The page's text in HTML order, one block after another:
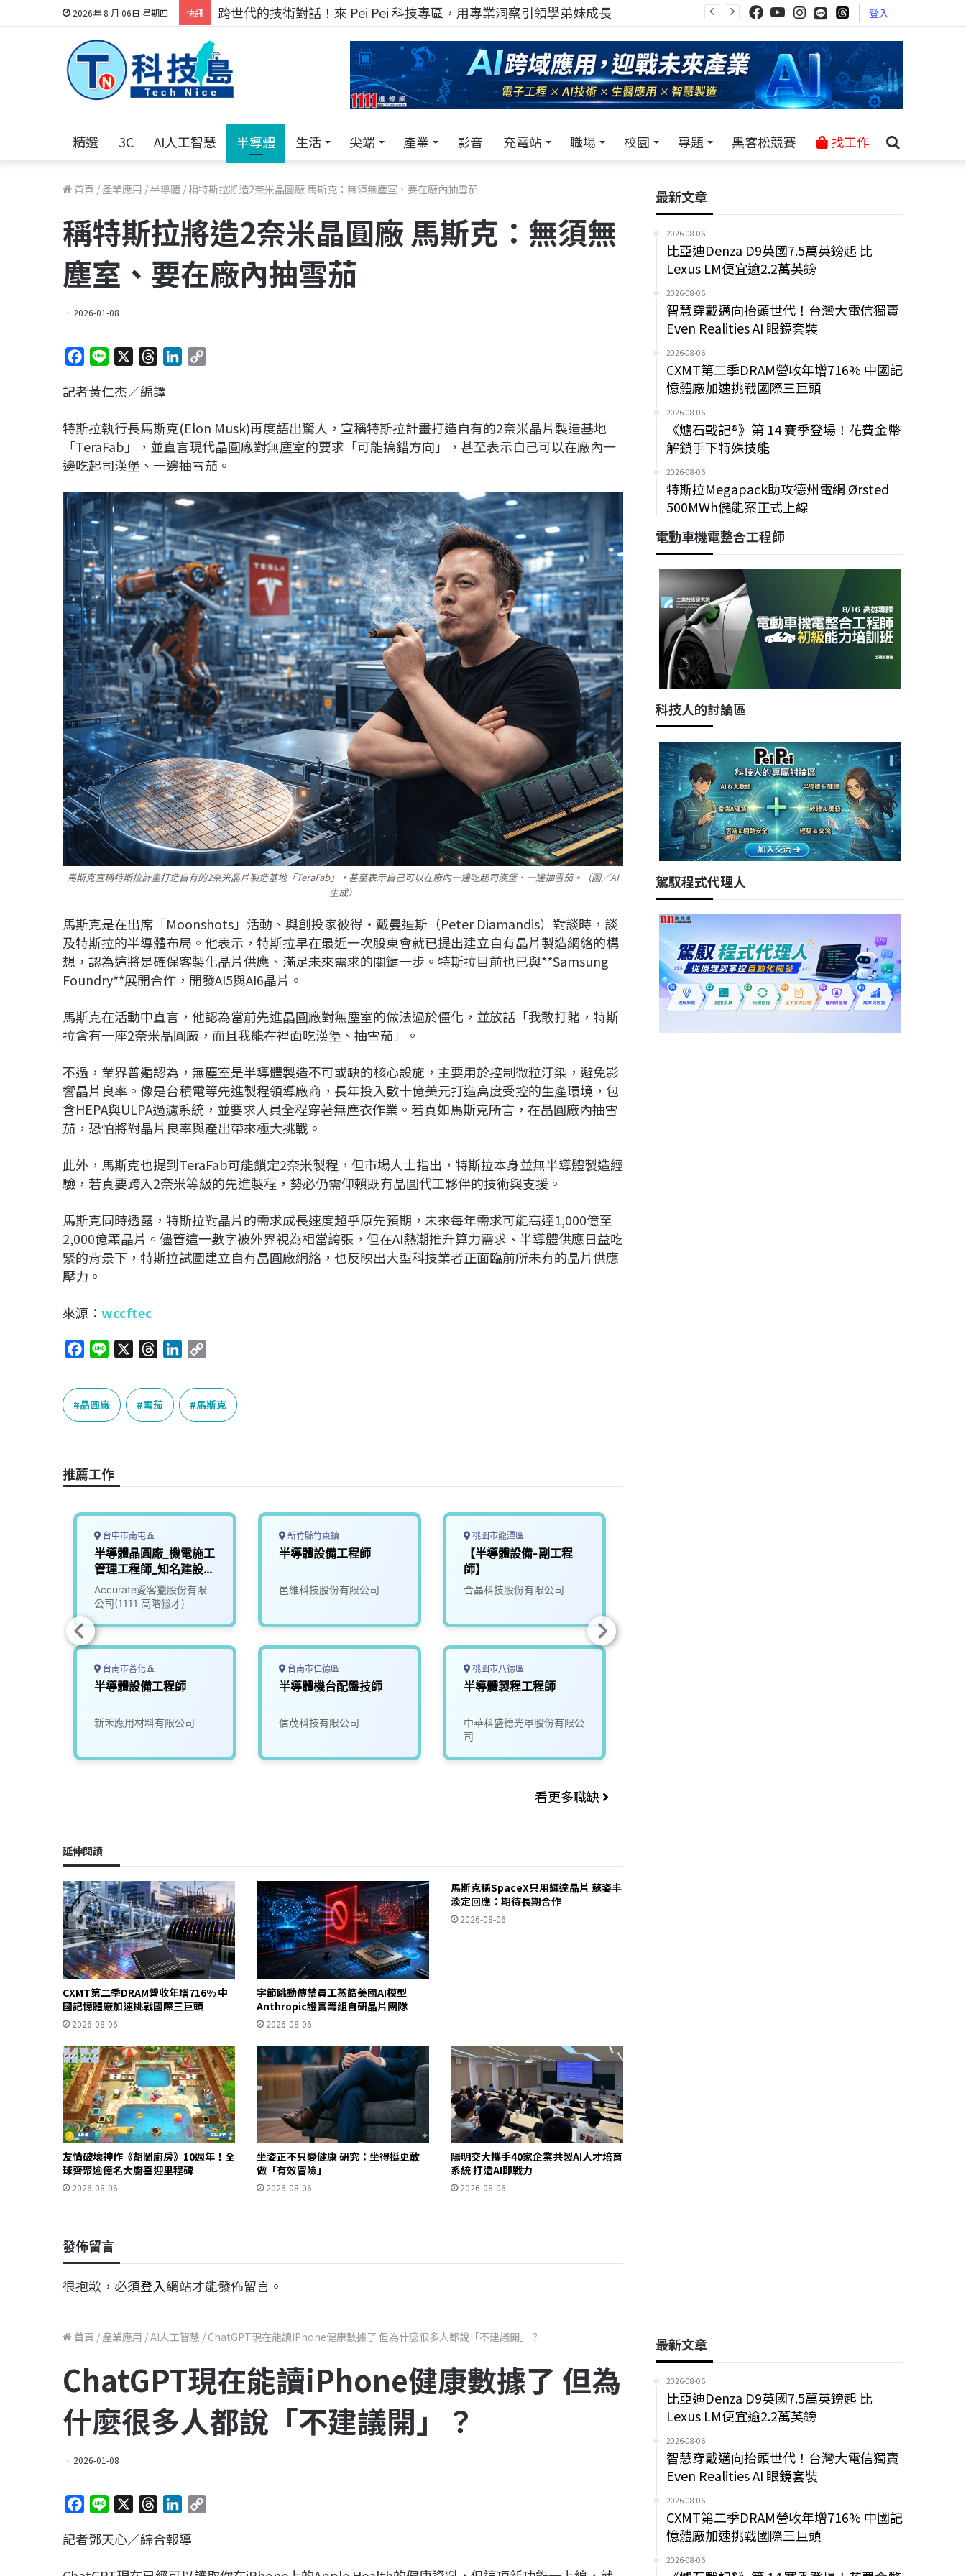
2026年 8 月 06日 星期四 快訊 跨世代的技術對話！來 Pei Pei 科技專區，用專業洞察引領學弟妹成長 登入
精選 3C AI人工智慧 半導體 生活 尖端 產業 影音 充電站 職場 校園 專題 黑客松競賽 找工作
首頁 / 產業應用 /半導體 / 稱特斯拉將造2奈米晶圓廠 馬斯克：無須無塵室、要在廠內抽雪茄
稱特斯拉將造2奈米晶圓廠 馬斯克：無須無
塵室、要在廠內抽雪茄
2026-01-08
c
b
o
o
n
r
a
d
s
e
d
I
L
i
n
記者黃仁杰／編譯
特斯拉執行長馬斯克(Elon Musk)再度語出驚人，宣稱特斯拉計畫打造自有的2奈米晶片製造基地
「TeraFab」，並直言現代晶圓廠對無塵室的要求「可能搞錯方向」，甚至表示自己可以在廠內一
邊吃起司漢堡、一邊抽雪茄。
馬斯克宣稱特斯拉計畫打造自有的2奈米晶片製造基地「TeraFab」，甚至表示自己可以在廠內一邊吃起司漢堡、一邊抽雪茄。（圖／AI
生成）
馬斯克是在出席「Moonshots」活動、與創投家彼得・戴曼迪斯（Peter Diamandis）對談時，談
及特斯拉的半導體布局。他表示，特斯拉早在最近一次股東會就已提出建立自有晶片製造網絡的構
想，認為這將是確保客製化晶片供應、滿足未來需求的關鍵一步。特斯拉目前也已與**Samsung
Foundry**展開合作，開發AI5與AI6晶片。
馬斯克在活動中直言，他認為當前先進晶圓廠對無塵室的做法過於僵化，並放話「我敢打賭，特斯
拉會有一座2奈米晶圓廠，而且我能在裡面吃漢堡、抽雪茄」。
不過，業界普遍認為，無塵室是半導體製造不可或缺的核心設施，主要用於控制微粒汙染，避免影
響晶片良率。像是台積電等先進製程領導廠商，長年投入數十億美元打造高度受控的生產環境，包
含HEPA與ULPA過濾系統，並要求人員全程穿著無塵衣作業。若真如馬斯克所言，在晶圓廠內抽雪
茄，恐怕將對晶片良率與產出帶來極大挑戰。
此外，馬斯克也提到TeraFab可能鎖定2奈米製程，但市場人士指出，特斯拉本身並無半導體製造經
驗，若真要跨入2奈米等級的先進製程，勢必仍需仰賴既有晶圓代工夥伴的技術與支援。
馬斯克同時透露，特斯拉對晶片的需求成長速度超乎原先預期，未來每年需求可能高達1,000億至
2,000億顆晶片。儘管這一數字被外界視為相當誇張，但在AI熱潮推升算力需求、半導體供應日益吃
緊的背景下，特斯拉試圖建立自有晶圓廠網絡，也反映出大型科技業者正面臨前所未有的晶片供應
壓力。
來源： wccftec
c
e
b
k
n
e
r
e
a
n
e
p
y
L
晶圓廠 雪茄 馬斯克
推薦工作
台中市南屯區
半導體晶圓廠_機電施工
管理工程師_知名建設公
司 (3010261)
Accurate愛客獵股份有限
公司(1111 高階獵才)
台南市善化區
半導體設備工程師
新禾應用材料有限公司
新竹縣竹東鎮
半導體設備工程師
邑維科技股份有限公司
台南市仁德區
半導體機台配盤技師
信茂科技有限公司
桃園市龍潭區
【半導體設備-副工程
師】
合晶科技股份有限公司
桃園市八德區
半導體製程工程師
中華科盛德光罩股份有限公
司
看更多職缺
延伸閱讀
CXMT第二季DRAM營收年增716% 中
國記憶體廠加速挑戰國際三巨頭
2026-08-06
字節跳動傳禁員工蒸餾美國AI模型
Anthropic證實籌組自研晶片團隊
2026-08-06
馬斯克稱SpaceX只用輝達晶片 蘇姿丰
淡定回應：期待長期合作
2026-08-06
友情破壞神作《胡鬧廚房》10週年！全
球齊聚逾億名大廚喜迎里程碑
2026-08-06
坐姿正不只變健康 研究：坐得挺更敢
做「有效冒險」
2026-08-06
陽明交大攜手40家企業共製AI人才培育
系統 打造AI即戰力
2026-08-06
發佈留言
很抱歉，必須登入網站才能發佈留言。
最新文章
2026-08-06
比亞迪Denza D9英國7.5萬英鎊起 比
Lexus LM便宜逾2.2萬英鎊
2026-08-06
智慧穿戴邁向抬頭世代！台灣大電信獨賣
Even Realities AI 眼鏡套裝
2026-08-06
CXMT第二季DRAM營收年增716% 中國記
憶體廠加速挑戰國際三巨頭
2026-08-06
《爐石戰記®》第 14 賽季登場！花費金幣
解鎖手下特殊技能
2026-08-06
特斯拉Megapack助攻德州電網 Ørsted
500MWh儲能案正式上線
電動車機電整合工程師
科技人的討論區
駕馭程式代理人